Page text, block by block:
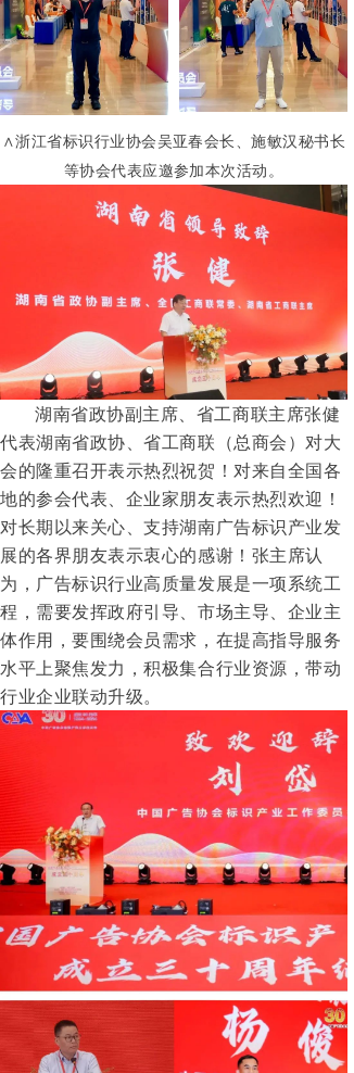
∧浙江省标识行业协会吴亚春会长、施敏汉秘书长
等协会代表应邀参加本次活动。
湖南省政协副主席、省工商联主席张健
代表湖南省政协、省工商联（总商会）对大
会的隆重召开表示热烈祝贺！对来自全国各
地的参会代表、企业家朋友表示热烈欢迎！
对长期以来关心、支持湖南广告标识产业发
展的各界朋友表示衷心的感谢！张主席认
为，广告标识行业高质量发展是一项系统工
程，需要发挥政府引导、市场主导、企业主
体作用，要围绕会员需求，在提高指导服务
水平上聚焦发力，积极集合行业资源，带动
行业企业联动升级。